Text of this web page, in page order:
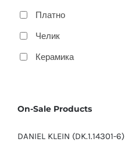
Платно
Челик
Керамика
On-Sale Products
DANIEL KLEIN (DK.1.14301-6)